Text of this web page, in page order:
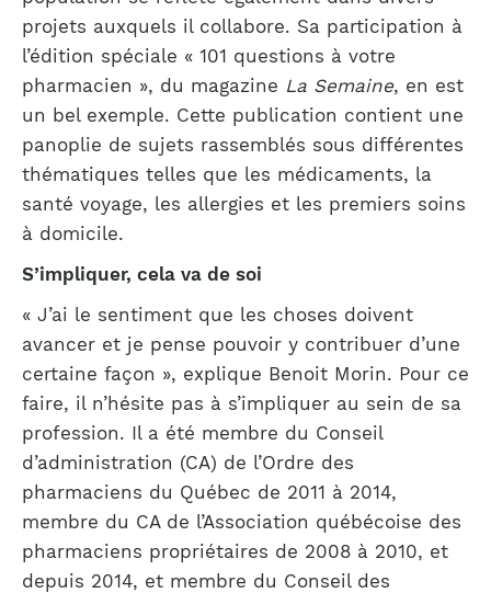
projets auxquels il collabore. Sa participation à
l’édition spéciale « 101 questions à votre
pharmacien », du magazine La Semaine, en est
un bel exemple. Cette publication contient une
panoplie de sujets rassemblés sous différentes
thématiques telles que les médicaments, la
santé voyage, les allergies et les premiers soins
à domicile.
S’impliquer, cela va de soi
« J’ai le sentiment que les choses doivent
avancer et je pense pouvoir y contribuer d’une
certaine façon », explique Benoit Morin. Pour ce
faire, il n’hésite pas à s’impliquer au sein de sa
profession. Il a été membre du Conseil
d’administration (CA) de l’Ordre des
pharmaciens du Québec de 2011 à 2014,
membre du CA de l’Association québécoise des
pharmaciens propriétaires de 2008 à 2010, et
depuis 2014, et membre du Conseil des